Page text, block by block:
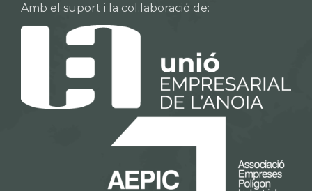
Amb el suport i la col.laboració de: